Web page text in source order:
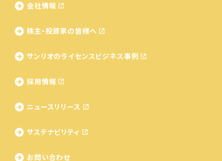
会社情報
株主・投資家の皆様へ
サンリオのライセンスビジネス事例
採用情報
ニュースリリース
サステナビリティ
お問い合わせ